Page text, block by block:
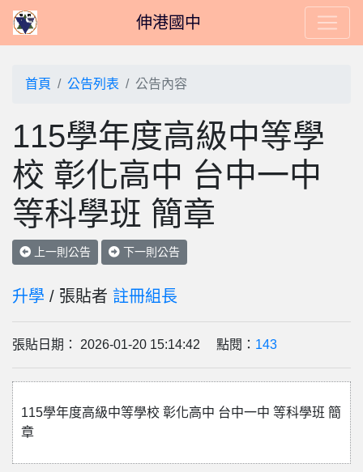
伸港國中
首頁 公告列表 公告內容
115學年度高級中等學
校 彰化高中 台中一中
等科學班 簡章
上一則公告 下一則公告
升學 / 張貼者 註冊組長
張貼日期： 2026-01-20 15:14:42 點閱： 143
115學年度高級中等學校 彰化高中 台中一中 等科學班 簡
章